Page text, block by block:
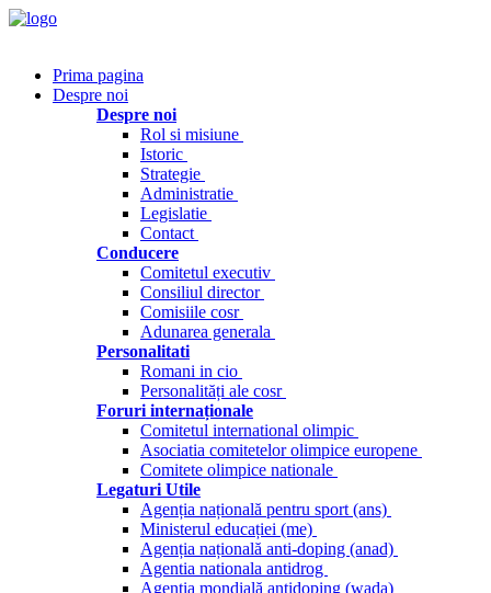
Prima pagina
Despre noi
Despre noi
Rol si misiune
Istoric
Strategie
Administratie
Legislatie
Contact
Conducere
Comitetul executiv
Consiliul director
Comisiile cosr
Adunarea generala
Personalitati
Romani in cio
Personalități ale cosr
Foruri internaționale
Comitetul international olimpic
Asociatia comitetelor olimpice europene
Comitete olimpice nationale
Legaturi Utile
Agenția națională pentru sport (ans)
Ministerul educației (me)
Agenția națională anti-doping (anad)
Agentia nationala antidrog
Agenția mondială antidoping (wada)